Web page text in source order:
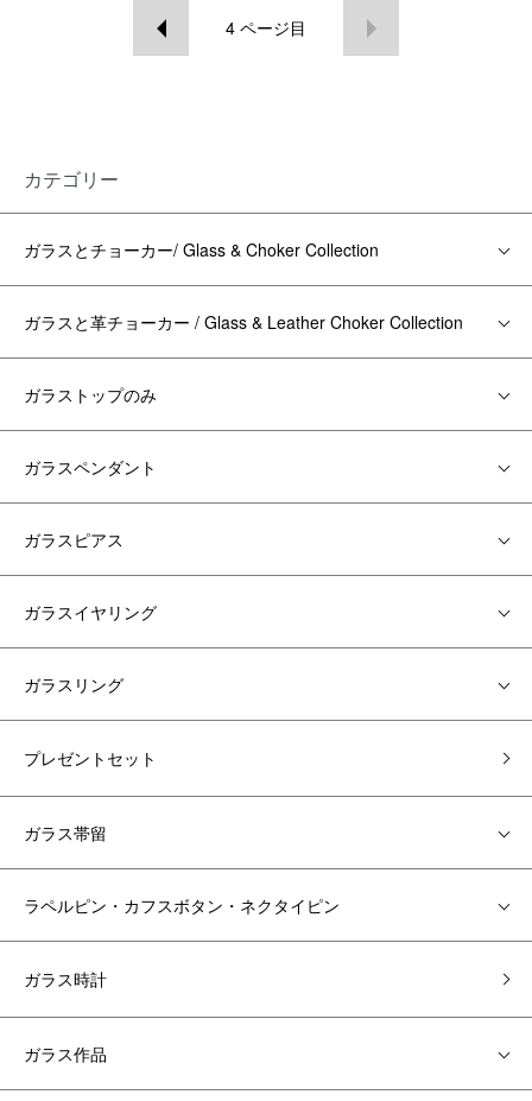
4 ページ目
カテゴリー
ガラスとチョーカー/ Glass & Choker Collection
ガラスと革チョーカー / Glass & Leather Choker Collection
ガラストップのみ
ガラスペンダント
ガラスピアス
ガラスイヤリング
ガラスリング
プレゼントセット
ガラス帯留
ラペルピン・カフスボタン・ネクタイピン
ガラス時計
ガラス作品